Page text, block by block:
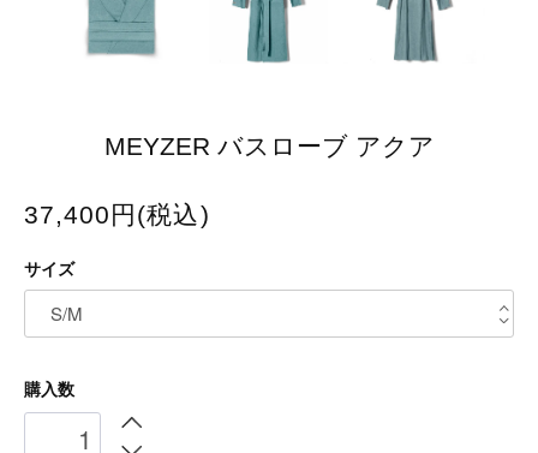
MEYZER バスローブ アクア
37,400円(税込)
サイズ
購入数